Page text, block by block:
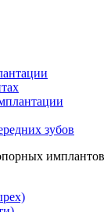
зубов
имплантов